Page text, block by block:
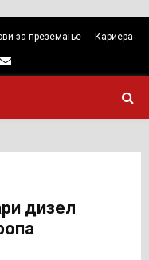
за преземање Кариера
Email
дизел